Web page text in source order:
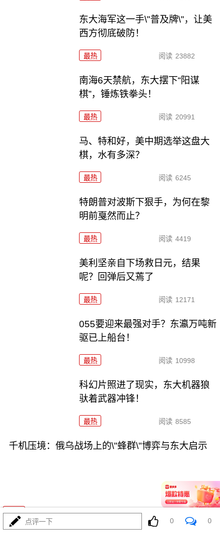
东大海军这一手\"普及牌\"，让美
西方彻底破防！
最热 阅读 23882
南海6天禁航，东大摆下“阳谋
棋”，锤炼铁拳头！
最热 阅读 20991
马、特和好，美中期选举这盘大
棋，水有多深？
最热 阅读 6245
特朗普对波斯下狠手，为何在黎
明前戛然而止？
最热 阅读 4419
美利坚亲自下场救日元，结果
呢？回弹后又蔫了
最热 阅读 12171
055要迎来最强对手？东瀛万吨新
驱已上船台！
最热 阅读 10998
科幻片照进了现实，东大机器狼
驮着武器冲锋！
最热 阅读 8585
千机压境：俄乌战场上的\"蜂群\"博弈与东大启示
最热 阅读 8379
点评一下 0 0